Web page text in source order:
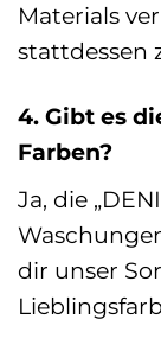
Materials
stattdessen
4. Gibt es
Farben?
Ja, die
dir unser